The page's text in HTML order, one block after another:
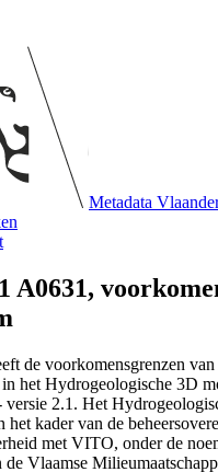
Metadata
A0631,
de voorkomensgrenzen
het Hydrogeologische 3D
versie 2.1. Het
het kader van de
met VITO, onder de
de Vlaamse